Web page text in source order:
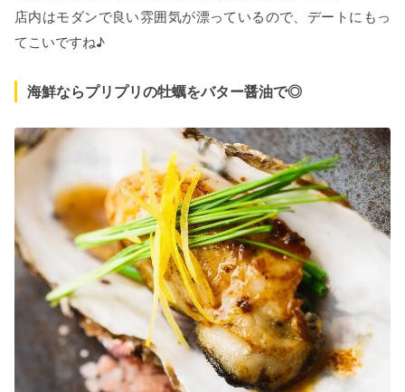
店内はモダンで良い雰囲気が漂っているので、デートにもっ
てこいですね♪
海鮮ならプリプリの牡蠣をバター醤油で◎